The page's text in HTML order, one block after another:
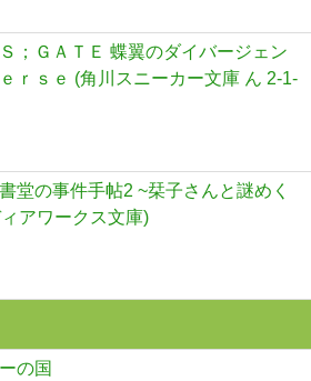
；ＧＡＴＥ 蝶翼のダイバージェン
ｒｓｅ (角川スニーカー文庫 ん 2-1-
堂の事件手帖2 ~栞子さんと謎めく
アワークス文庫)
の国